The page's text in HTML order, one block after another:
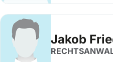
Jakob